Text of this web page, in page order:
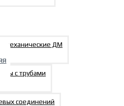
механические ДМ
с трубами
соединений